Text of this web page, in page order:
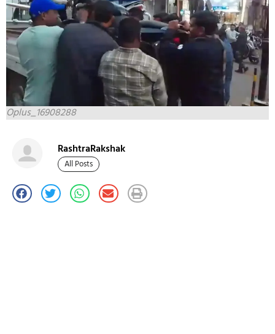
Oplus_16908288
RashtraRakshak
All Posts